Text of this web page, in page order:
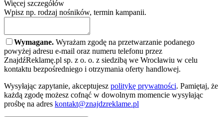
Więcej szczegółów
Wpisz np. rodzaj nośników, termin kampanii.
Wymagane. Wyrażam zgodę na przetwarzanie podanego
powyżej adresu e-mail oraz numeru telefonu przez
ZnajdźReklamę.pl sp. z o. o. z siedzibą we Wrocławiu w celu
kontaktu bezpośredniego i otrzymania oferty handlowej.
Wysyłając zapytanie, akceptujesz politykę prywatności. Pamiętaj, że
każdą zgodę możesz cofnąć w dowolnym momencie wysyłając
prośbę na adres kontakt@znajdzreklame.pl